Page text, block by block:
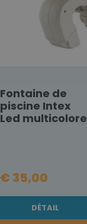
Fontaine de
piscine Intex
Led multicolore
€ 35,00
DÉTAIL